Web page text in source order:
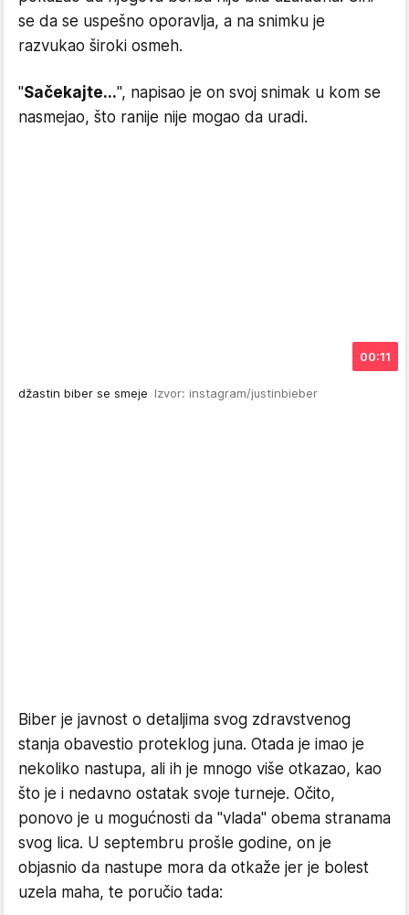
se da se uspešno oporavlja, a na snimku je
razvukao široki osmeh.
"Sačekajte...", napisao je on svoj snimak u kom se
nasmejao, što ranije nije mogao da uradi.
00:11
džastin biber se smeje Izvor: instagram/justinbieber
Biber je javnost o detaljima svog zdravstvenog
stanja obavestio proteklog juna. Otada je imao je
nekoliko nastupa, ali ih je mnogo više otkazao, kao
što je i nedavno ostatak svoje turneje. Očito,
ponovo je u mogućnosti da "vlada" obema stranama
svog lica. U septembru prošle godine, on je
objasnio da nastupe mora da otkaže jer je bolest
uzela maha, te poručio tada: